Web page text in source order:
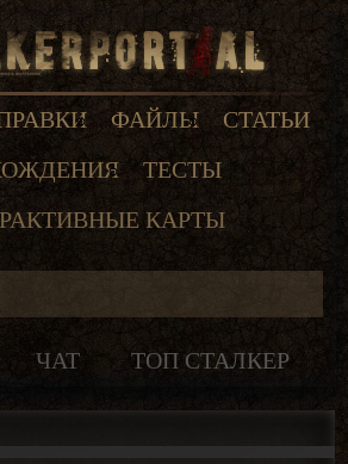
ФАЙЛЫ
СТАТЬИ
ТЕСТЫ
КАРТЫ
ЧАТ ТОП СТАЛКЕР